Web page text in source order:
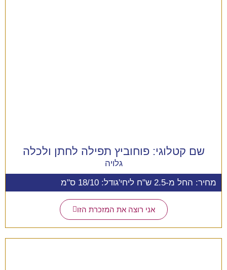
שם קטלוגי:פוחוביץ תפילה לחתן ולכלה
גלויה
מחיר: החל מ-2.5 ש"ח ליחי'
גודל: 18/10 ס"מ
אני רוצה את המזכרת הזו